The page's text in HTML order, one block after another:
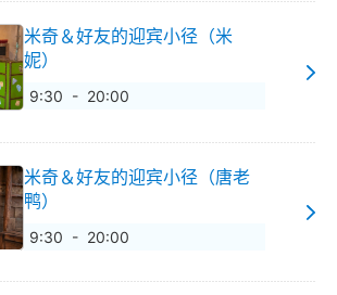
米奇＆好友的迎宾小径（米
妮）
9:30 - 20:00
米奇＆好友的迎宾小径（唐老
鸭）
9:30 - 20:00